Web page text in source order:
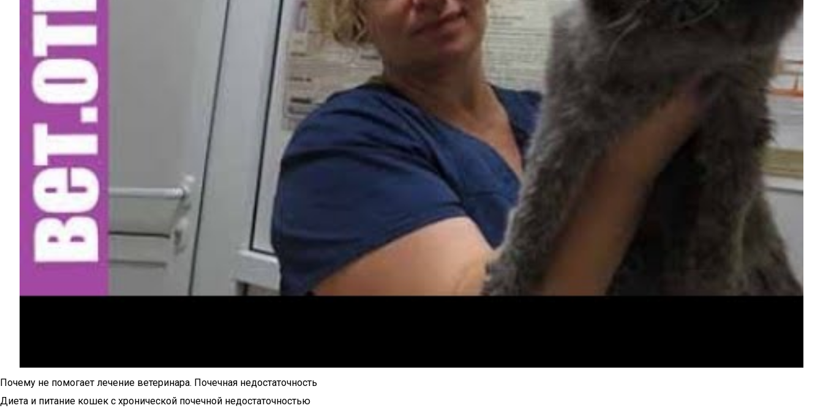
Почему не помогает лечение ветеринара. Почечная недостаточность
Диета и питание кошек с хронической почечной недостаточностью